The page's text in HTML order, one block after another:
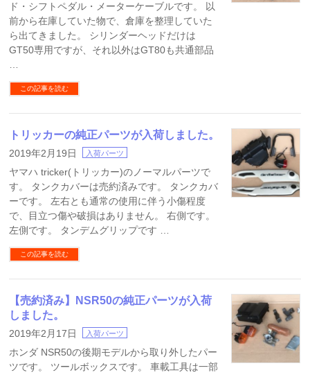
ド・シフトペダル・メーターケーブルです。 以
前から在庫していた物で、倉庫を整理していた
ら出てきました。 シリンダーヘッドだけは
GT50専用ですが、それ以外はGT80も共通部品
この記事を読む
トリッカーの純正パーツが入荷しました。
2019年2月19日 入荷パーツ
ヤマハ tricker(トリッカー)のノーマルパーツで
す。 タンクカバーは売約済みです。 タンクカバ
ーです。 左右とも通常の使用に伴う小傷程度
で、目立つ傷や破損はありません。 右側です。
左側です。 タンデムグリップです …
この記事を読む
【売約済み】NSR50の純正パーツが入荷
しました。
2019年2月17日 入荷パーツ
ホンダ NSR50の後期モデルから取り外したパー
ツです。 ツールボックスです。 車載工具は一部